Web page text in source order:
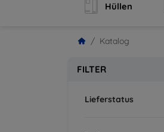
Hüllen
Katalog
FILTER
Lieferstatus